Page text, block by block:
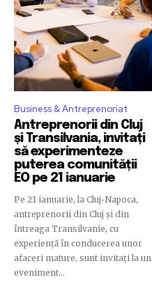
Business & Antreprenoriat
Antreprenorii din Cluj
și Transilvania, invitați
să experimenteze
puterea comunității
EO pe 21 ianuarie
Pe 21 ianuarie, la Cluj-Napoca,
antreprenorii din Cluj și din
întreaga Transilvanie, cu
experiență în conducerea unor
afaceri mature, sunt invitați la un
eveniment...